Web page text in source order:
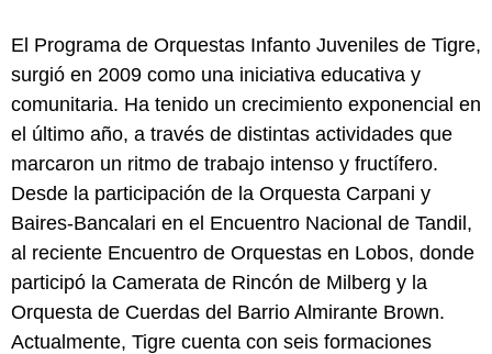
El Programa de Orquestas Infanto Juveniles de Tigre,
surgió en 2009 como una iniciativa educativa y
comunitaria. Ha tenido un crecimiento exponencial en
el último año, a través de distintas actividades que
marcaron un ritmo de trabajo intenso y fructífero.
Desde la participación de la Orquesta Carpani y
Baires-Bancalari en el Encuentro Nacional de Tandil,
al reciente Encuentro de Orquestas en Lobos, donde
participó la Camerata de Rincón de Milberg y la
Orquesta de Cuerdas del Barrio Almirante Brown.
Actualmente, Tigre cuenta con seis formaciones